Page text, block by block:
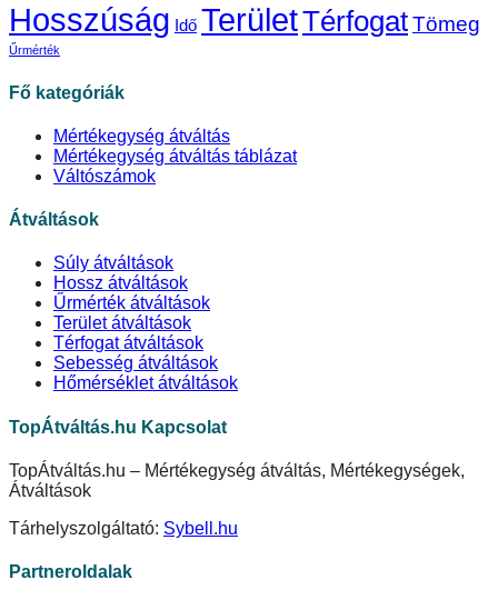
Hosszúság Idő TerületTérfogatTömeg
Űrmérték
Fő kategóriák
Mértékegység átváltás
Mértékegység átváltás táblázat
Váltószámok
Átváltások
Súly átváltások
Hossz átváltások
Űrmérték átváltások
Terület átváltások
Térfogat átváltások
Sebesség átváltások
Hőmérséklet átváltások
TopÁtváltás.hu Kapcsolat
TopÁtváltás.hu – Mértékegység átváltás, Mértékegységek,
Átváltások
Tárhelyszolgáltató: Sybell.hu
Partneroldalak